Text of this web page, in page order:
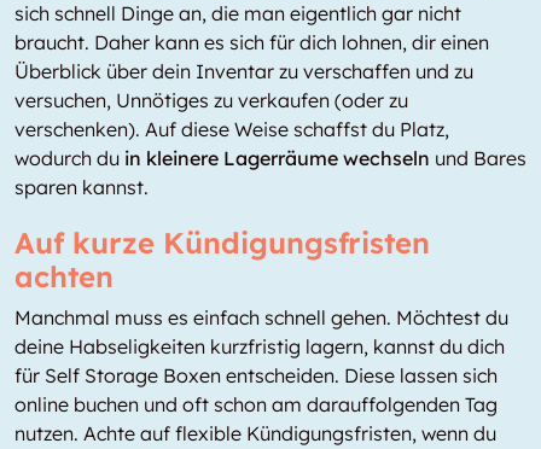
sich schnell Dinge an, die man eigentlich gar nicht
braucht. Daher kann es sich für dich lohnen, dir einen
Überblick über dein Inventar zu verschaffen und zu
versuchen, Unnötiges zu verkaufen (oder zu
verschenken). Auf diese Weise schaffst du Platz,
wodurch du in kleinere Lagerräume wechseln und Bares
sparen kannst.
Auf kurze Kündigungsfristen
achten
Manchmal muss es einfach schnell gehen. Möchtest du
deine Habseligkeiten kurzfristig lagern, kannst du dich
für Self Storage Boxen entscheiden. Diese lassen sich
online buchen und oft schon am darauffolgenden Tag
nutzen. Achte auf flexible Kündigungsfristen, wenn du